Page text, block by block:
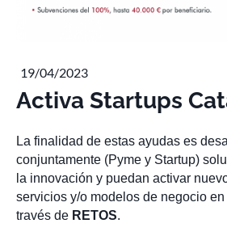
19/04/2023
Activa Startups
La finalidad de estas ayudas es
conjuntamente (Pyme y Startup)
la innovación y puedan activar
servicios y/o modelos de negocio
través de RETOS.